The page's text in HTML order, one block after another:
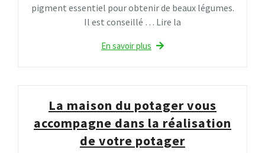
pigment essentiel pour obtenir de beaux légumes.
Il est conseillé … Lire la
En savoir plus
La maison du potager vous
accompagne dans la réalisation
de votre potager